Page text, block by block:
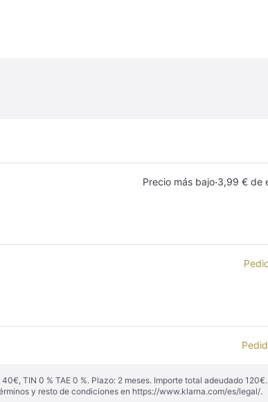
Precio más bajo·3,99 € de
TIN 0 % TAE 0 %. Plazo: 2 meses. Importe total adeudado
y resto de condiciones en https://www.klarna.com/es/legal/.